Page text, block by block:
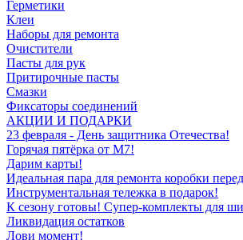
Герметики
Клеи
Наборы для ремонта
Очистители
Пасты для рук
Притирочные пасты
Смазки
Фиксаторы соединений
АКЦИИ И ПОДАРКИ
23 февраля - День защитника Отечества!
Горячая пятёрка от M7!
Дарим карты!
Идеальная пара для ремонта коробки
Инструментальная тележка в подарок!
К сезону готовы! Супер-комплекты для
Ликвидация остатков
Лови момент!